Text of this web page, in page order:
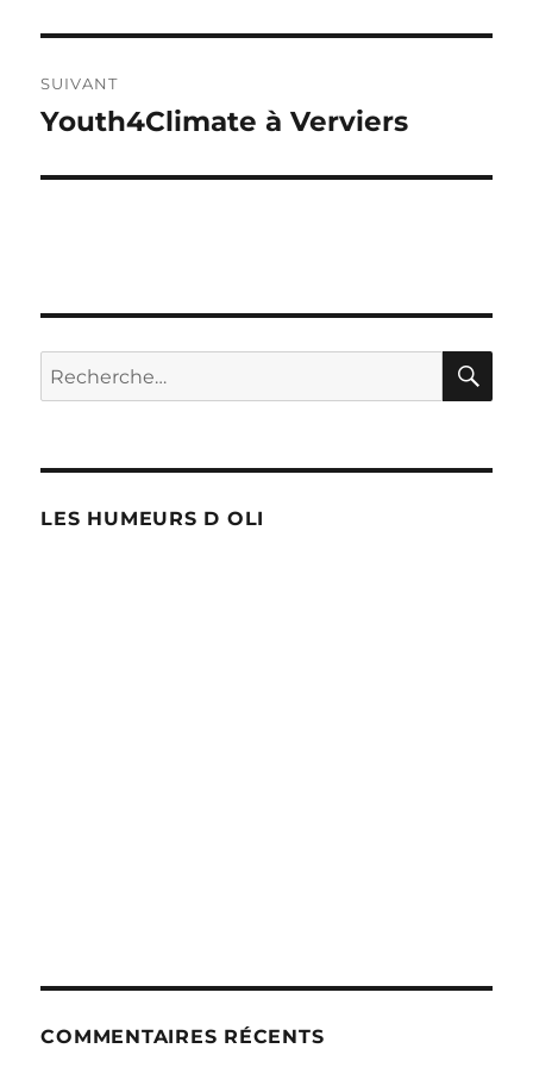
SUIVANT
Publication
Youth4Climate à Verviers
Recherche
pour :
LES HUMEURS D OLI
COMMENTAIRES RÉCENTS